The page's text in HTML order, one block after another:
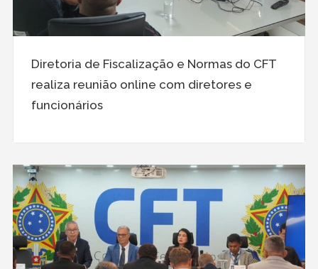
Diretoria de Fiscalização e Normas do CFT
realiza reunião online com diretores e
funcionários